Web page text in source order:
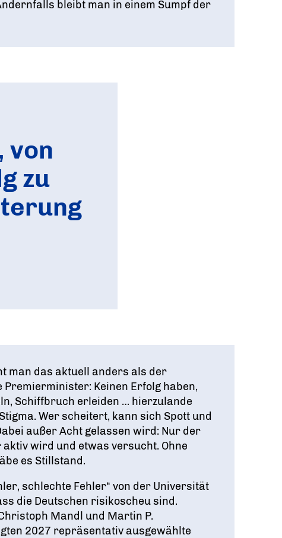
bleibt man in einem Sumpf der
von
zu
man das aktuell anders als der
Keinen Erfolg haben,
Schiffbruch erleiden … hierzulande
Wer scheitert, kann sich Spott und
außer Acht gelassen wird: Nur der
wird und etwas versucht. Ohne
es Stillstand.
schlechte Fehler“ von der Universität
die Deutschen risikoscheu sind.
Mandl und Martin P.
2027 repräsentativ ausgewählte